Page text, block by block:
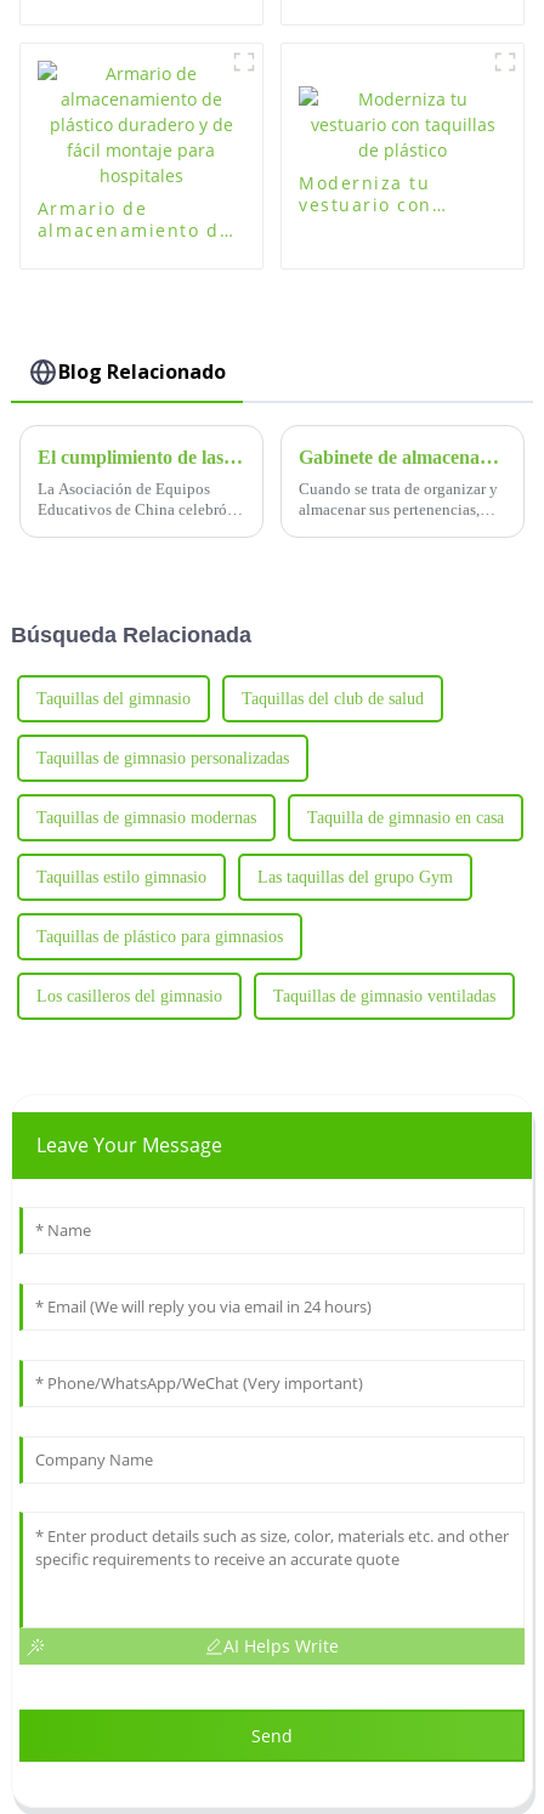
Armario de
almacenamiento de
Moderniza tu
vestuario con
Blog Relacionado
El cumplimiento de las normas para las taquillas de los estudiantes en las escuelas primarias y secundarias
La Asociación de Equipos
Educativos de China celebró
secundarias.
Gabinete de almacenamiento multicapa, tu mejor opción
Cuando se trata de organizar y
almacenar sus pertenencias,
Búsqueda Relacionada
Taquillas del gimnasio Taquillas del club de salud
Taquillas de gimnasio personalizadas
Taquillas de gimnasio modernas Taquilla de gimnasio en casa
Taquillas estilo gimnasio Las taquillas del grupo Gym
Taquillas de plástico para gimnasios
Los casilleros del gimnasio Taquillas de gimnasio ventiladas
Leave Your Message
AI Helps Write
Send